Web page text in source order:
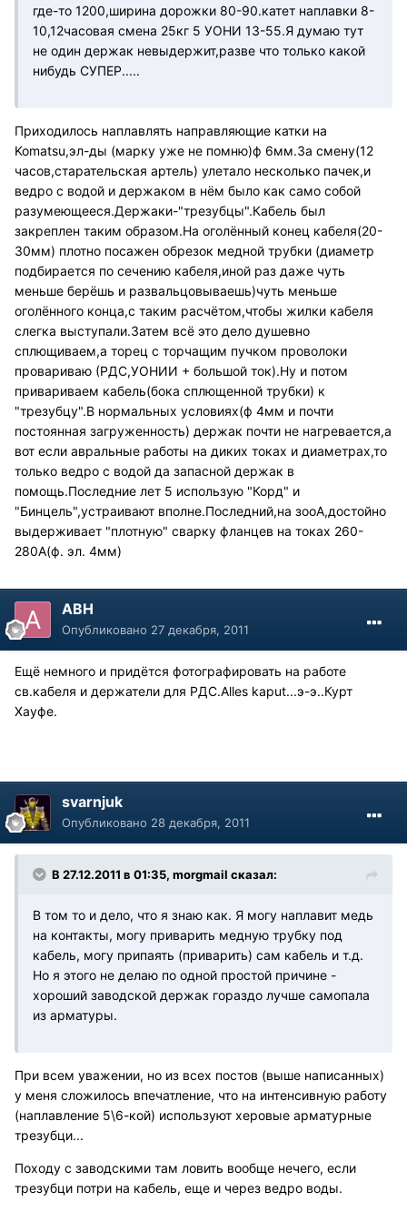
где-то 1200,ширина дорожки 80-90.катет наплавки 8-
10,12часовая смена 25кг 5 УОНИ 13-55.Я думаю тут
не один держак невыдержит,разве что только какой
нибудь СУПЕР.....
Приходилось наплавлять направляющие катки на
Komatsu,эл-ды (марку уже не помню)ф 6мм.За смену(12
часов,старательская артель) улетало несколько пачек,и
ведро с водой и держаком в нём было как само собой
разумеющееся.Держаки-"трезубцы".Кабель был
закреплен таким образом.На оголённый конец кабеля(20-
30мм) плотно посажен обрезок медной трубки (диаметр
подбирается по сечению кабеля,иной раз даже чуть
меньше берёшь и развальцовываешь)чуть меньше
оголённого конца,с таким расчётом,чтобы жилки кабеля
слегка выступали.Затем всё это дело душевно
сплющиваем,а торец с торчащим пучком проволоки
провариваю (РДС,УОНИИ + большой ток).Ну и потом
привариваем кабель(бока сплющенной трубки) к
"трезубцу".В нормальных условиях(ф 4мм и почти
постоянная загруженность) держак почти не нагревается,а
вот если авральные работы на диких токах и диаметрах,то
только ведро с водой да запасной держак в
помощь.Последние лет 5 использую "Корд" и
"Бинцель",устраивают вполне.Последний,на зооА,достойно
выдерживает "плотную" сварку фланцев на токах 260-
280А(ф. эл. 4мм)
АВН
Опубликовано 27 декабря, 2011
Ещё немного и придётся фотографировать на работе
св.кабеля и держатели для РДС.Alles kaput...э-э..Курт
Хауфе.
svarnjuk
Опубликовано 28 декабря, 2011
В 27.12.2011 в 01:35, morgmail сказал:
В том то и дело, что я знаю как. Я могу наплавит медь
на контакты, могу приварить медную трубку под
кабель, могу припаять (приварить) сам кабель и т.д.
Но я этого не делаю по одной простой причине -
хороший заводской держак гораздо лучше самопала
из арматуры.
При всем уважении, но из всех постов (выше написанных)
у меня сложилось впечатление, что на интенсивную работу
(наплавление 5\6-кой) используют херовые арматурные
трезубци...
Походу с заводскими там ловить вообще нечего, если
трезубци потри на кабель, еще и через ведро воды.